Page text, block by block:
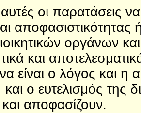
οι παρατάσεις
αποφασιστικότητας
οργάνων
και
είναι ο λόγος και η
ο ευτελισμός της
και αποφασίζουν.